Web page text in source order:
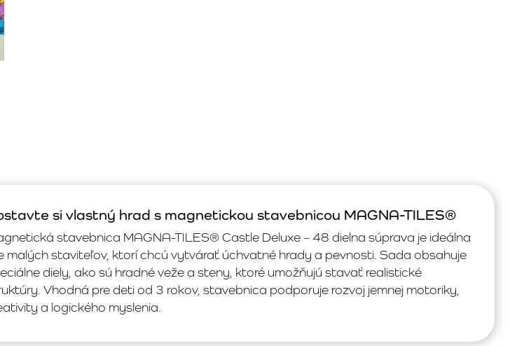
si vlastný hrad s magnetickou stavebnicou MAGNA-TILES®
stavebnica MAGNA-TILES® Castle Deluxe – 48 dielna súprava je ideálna
malých staviteľov, ktorí chcú vytvárať úchvatné hrady a pevnosti. Sada obsahuje
diely, ako sú hradné veže a steny, ktoré umožňujú stavať realistické
Vhodná pre deti od 3 rokov, stavebnica podporuje rozvoj jemnej motoriky,
a logického myslenia.